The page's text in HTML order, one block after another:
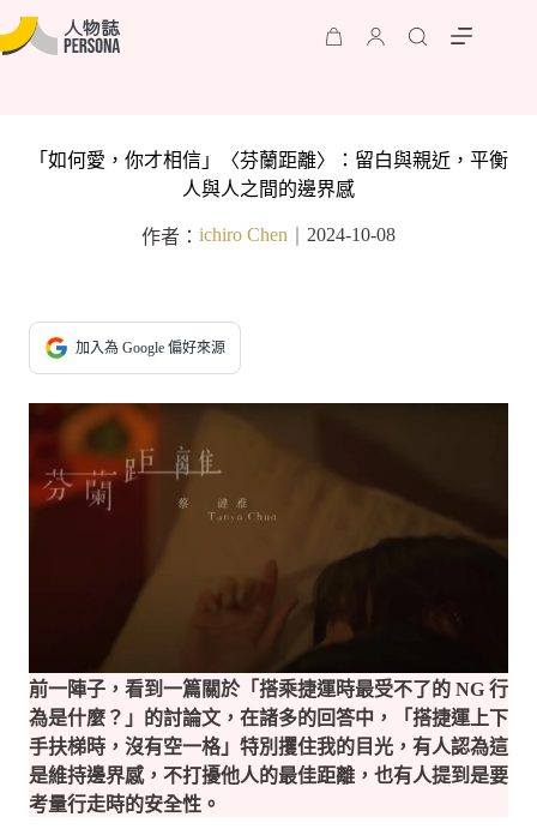
「如何愛，你才相信」〈芬蘭距離〉：留白與親近，平衡
人與人之間的邊界感
作者： ichiro Chen 2024-10-08
加入為 Google 偏好來源
前一陣子，看到一篇關於「搭乘捷運時最受不了的 NG 行
為是什麼？」的討論文，在諸多的回答中，「搭捷運上下
手扶梯時，沒有空一格」特別攫住我的目光，有人認為這
是維持邊界感，不打擾他人的最佳距離，也有人提到是要
考量行走時的安全性。